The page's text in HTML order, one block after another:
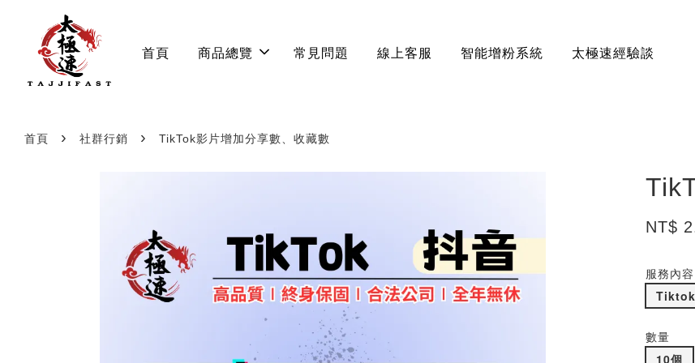
首頁 商品總覽 常見問題 線上客服 智能增粉系統 太極速經驗談
首頁 › 社群行銷 › TikTok影片增加分享數、收藏數
NT$
服務內容
Tiktok
數量
10個